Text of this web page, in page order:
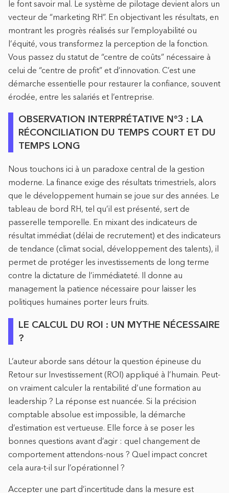
le font savoir mal. Le système de pilotage devient alors un
vecteur de “marketing RH”. En objectivant les résultats, en
montrant les progrès réalisés sur l’employabilité ou
l’équité, vous transformez la perception de la fonction.
Vous passez du statut de “centre de coûts” nécessaire à
celui de “centre de profit” et d’innovation. C’est une
démarche essentielle pour restaurer la confiance, souvent
érodée, entre les salariés et l’entreprise.
OBSERVATION INTERPRÉTATIVE N°3 : LA
RÉCONCILIATION DU TEMPS COURT ET DU
TEMPS LONG
Nous touchons ici à un paradoxe central de la gestion
moderne. La finance exige des résultats trimestriels, alors
que le développement humain se joue sur des années. Le
tableau de bord RH, tel qu’il est présenté, sert de
passerelle temporelle. En mixant des indicateurs de
résultat immédiat (délai de recrutement) et des indicateurs
de tendance (climat social, développement des talents), il
permet de protéger les investissements de long terme
contre la dictature de l’immédiateté. Il donne au
management la patience nécessaire pour laisser les
politiques humaines porter leurs fruits.
LE CALCUL DU ROI : UN MYTHE NÉCESSAIRE
?
L’auteur aborde sans détour la question épineuse du
Retour sur Investissement (ROI) appliqué à l’humain. Peut-
on vraiment calculer la rentabilité d’une formation au
leadership ? La réponse est nuancée. Si la précision
comptable absolue est impossible, la démarche
d’estimation est vertueuse. Elle force à se poser les
bonnes questions avant d’agir : quel changement de
comportement attendons-nous ? Quel impact concret
cela aura-t-il sur l’opérationnel ?
Accepter une part d’incertitude dans la mesure est